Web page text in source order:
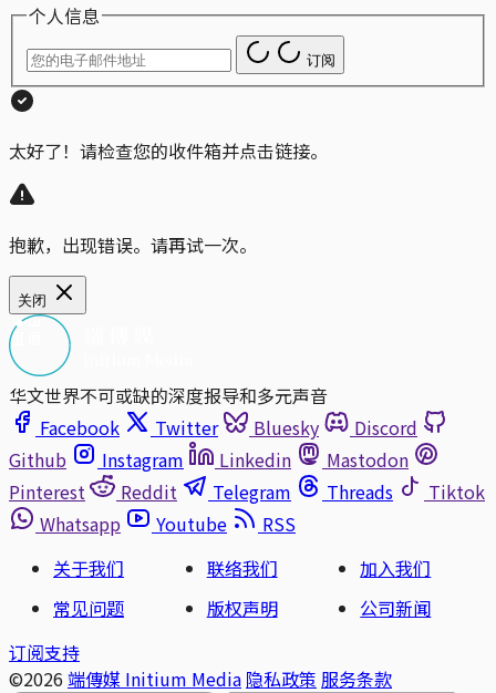
个人信息
订阅
太好了！请检查您的收件箱并点击链接。
抱歉，出现错误。请再试一次。
关闭
华文世界不可或缺的深度报导和多元声音
Facebook
Twitter Bluesky
Discord
Github
Instagram Linkedin
Mastodon
Pinterest
Reddit Telegram Threads
Tiktok
Whatsapp
Youtube
RSS
关于我们
联络我们
加入我们
常见问题
版权声明
公司新闻
订阅支持
©2026 端傳媒 Initium Media 隐私政策 服务条款